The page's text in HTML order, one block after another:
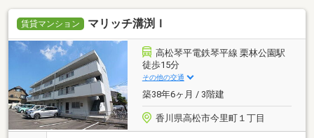
賃貸マンション マリッチ溝渕Ｉ
高松琴平電鉄琴平線 栗林公園駅
徒歩15分
その他の交通
築38年6ヶ月 / 3階建
香川県高松市今里町１丁目